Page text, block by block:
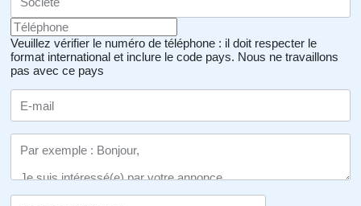
Veuillez vérifier le numéro de téléphone : il doit respecter le
format international et inclure le code pays. Nous ne travaillons
pas avec ce pays